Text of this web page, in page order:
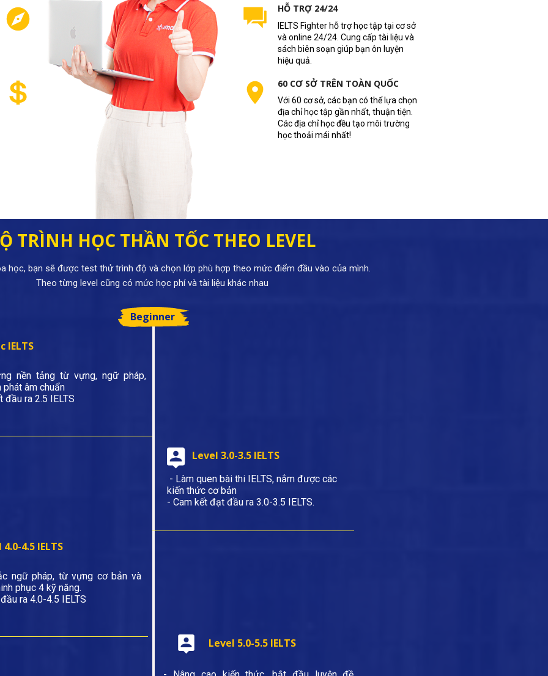
HỖ TRỢ 24/24
IELTS Fighter hỗ trợ học tập tại cơ sở
và online 24/24. Cung cấp tài liệu và
sách biên soạn giúp bạn ôn luyện
hiệu quả.
60 CƠ SỞ TRÊN TOÀN QUỐC
Với 60 cơ sở, các bạn có thể lựa chọn
địa chỉ học tập gần nhất, thuận tiện.
Các địa chỉ học đều tạo môi trường
học thoải mái nhất!
Level 3.0-3.5 IELTS
Level 5.0-5.5 IELTS
TRÌNH HỌC THẦN TỐC THEO LEVEL
học, bạn sẽ được test thử trình độ và chọn lớp phù hợp theo mức điểm đầu vào của mình.
Theo từng level cũng có mức học phí và tài liệu khác nhau
- Làm quen bài thi IELTS, nắm được các
kiến thức cơ bản
- Cam kết đạt đầu ra 3.0-3.5 IELTS.
ngữ pháp, từ vựng cơ bản và
phục 4 kỹ năng.
ra 4.0-4.5 IELTS
4.5 IELTS
nền tảng từ vựng, ngữ pháp,
phát âm chuẩn
đầu ra 2.5 IELTS
IELTS
Beginner